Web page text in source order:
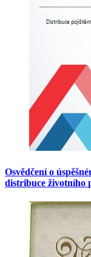
Osvědčení o
distribuce životního